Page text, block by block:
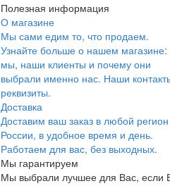
Полезная информация
О магазине
Мы сами едим то, что продаем.
Узнайте больше о нашем магазине:
мы, наши клиенты и почему они
выбрали именно нас. Наши
реквизиты.
Доставка
Доставим ваш заказ в любой регион
России, в удобное время и день.
Работаем для вас, без выходных.
Мы гарантируем
Мы выбрали лучшее для Вас, если